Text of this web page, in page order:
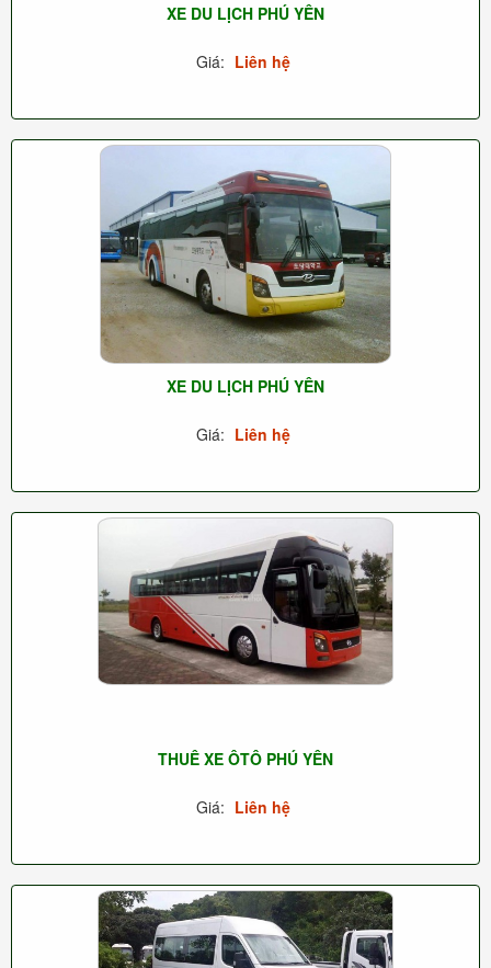
XE DU LỊCH PHÚ YÊN
Giá: Liên hệ
XE DU LỊCH PHÚ YÊN
Giá: Liên hệ
THUÊ XE ÔTÔ PHÚ YÊN
Giá: Liên hệ